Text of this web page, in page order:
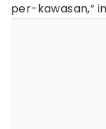
per-kawasan,”